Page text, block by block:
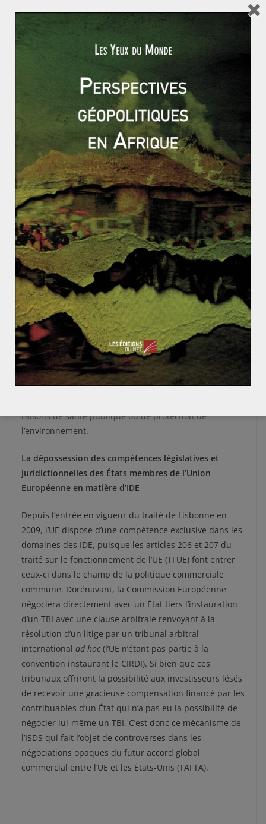
« d’expropriation indirecte d’investissement » de la part
d’un État qui aurait une législation trop stricte pour
l’établissement acceptable d’un investissement.
C’est ainsi que l’Argentine s’est fait condamner par le
Centre International pour le Règlement de Différends
des Investissements (CIRDI), instance arbitrale
instaurée sous la houlette de la Banque Mondiale, à
verser une compensation de 380 millions d’euros à
Suez Environnement, dans le cadre du TBI entre la
France et l’Argentine prévoyant une clause arbitrale qui
donne la compétence du mécanisme ISDS au CIRDI.
Suez Environnement s’est senti lésé par la
renationalisation du service de l’eau de Buenos Aires
en 2006. Si bien que le CIRDI, comme d’autres instances
arbitrales internationales, se retrouvent sous le feu des
critiques du fait de leur fonctionnement opaque, de
leurs décisions prenant uniquement en compte la base
légale d’un TBI ou d’un accord régional commercial
sans considérer les autres dimensions du droit
international, tel que le devoir de protection des droits
de l’Homme ou de l’environnement. De plus, ce
mécanisme remet en cause le système démocratique
des États, puisque le parlement se retrouve en proie
aux menaces de lourdes amendes payées par le
contribuable, s’il lui vient l’idée de faire passer des lois
raisons de santé publique ou de protection de
l’environnement.
La dépossession des compétences législatives et
juridictionnelles des États membres de l’Union
Européenne en matière d’IDE
Depuis l’entrée en vigueur du traité de Lisbonne en
2009, l’UE dispose d’une compétence exclusive dans les
domaines des IDE, puisque les articles 206 et 207 du
traité sur le fonctionnement de l’UE (TFUE) font entrer
ceux-ci dans le champ de la politique commerciale
commune. Dorénavant, la Commission Européenne
négociera directement avec un État tiers l’instauration
d’un TBI avec une clause arbitrale renvoyant à la
résolution d’un litige par un tribunal arbitral
international ad hoc(l’UE n’étant pas partie à la
convention instaurant le CIRDI). Si bien que ces
tribunaux offriront la possibilité aux investisseurs lésés
de recevoir une gracieuse compensation financé par les
contribuables d’un État qui n’a pas eu la possibilité de
négocier lui-même un TBI. C’est donc ce mécanisme de
l’ISDS qui fait l’objet de controverses dans les
négociations opaques du futur accord global
commercial entre l’UE et les États-Unis (TAFTA).